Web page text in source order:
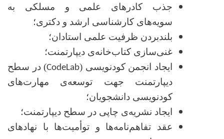
جذب کادرهای علمی و مسلکی به
سویه‌های کارشناسی ارشد و دکتری؛
بلندبردن ظرفیت علمی استادان؛
غنی‌سازی کتاب‌خانه‌ی دیپارتمنت؛
ایجاد انجمن کودنویسی (CodeLab) در سطح
دیپارتمنت جهت توسعه‌ی مهارت‌های
کودنویسی دانشجویان؛
ایجاد نشریه‌‌ی چاپی در سطح دیپارتمنت؛
عقد تفاهم‌نامه‌ها و توأمیت‌ها با نهادهای